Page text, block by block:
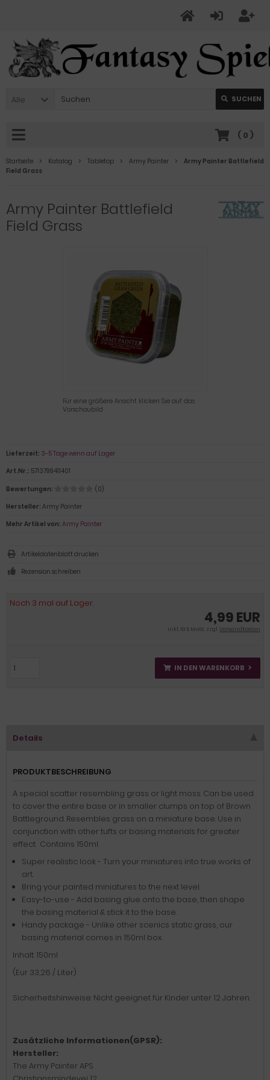
Alle SUCHEN
( 0 )
Startseite Katalog Tabletop Army Painter
Army Painter Battlefield
Field Grass
Army Painter Battlefield
Field Grass
Für eine größere Ansicht klicken Sie auf das
Vorschaubild
Noch 3 mal auf Lager.
4,99 EUR
inkl. 19 % MwSt. zzgl.Versandkosten
IN DEN WARENKORB
Lieferzeit: 3-5 Tage wenn auf Lager
Art.Nr.: 5713799411401
Bewertungen:
(0)
Hersteller: Army Painter
Mehr Artikel von: Army Painter
Artikeldatenblatt drucken
Rezension schreiben
Details
PRODUKTBESCHREIBUNG
A special scatter resembling grass or light moss. Can be used
to cover the entire base or in smaller clumps on top of Brown
Battleground. Resembles grass on a miniature base. Use in
conjunction with other tufts or basing materials for greater
effect. Contains 150ml.
Super realistic look - Turn your miniatures into true works of
art.
Bring your painted miniatures to the next level.
Easy-to-use - Add basing glue onto the base, then shape
the basing material & stick it to the base.
Handy package - Unlike other scenics static grass, our
basing material comes in 150ml box.
Inhalt: 150ml
(Eur 33,26 / Liter)
Sicherheitshinweise: Nicht geeignet für Kinder unter 12 Jahren.
Zusätzliche Informationen(GPSR):
Hersteller:
The Army Painter APS